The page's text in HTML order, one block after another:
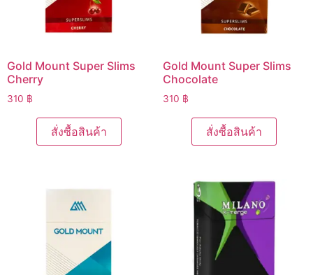
Gold Mount Super Slims
Cherry
310 ฿
สั่งซื้อสินค้า
Gold Mount Super Slims
Chocolate
310 ฿
สั่งซื้อสินค้า